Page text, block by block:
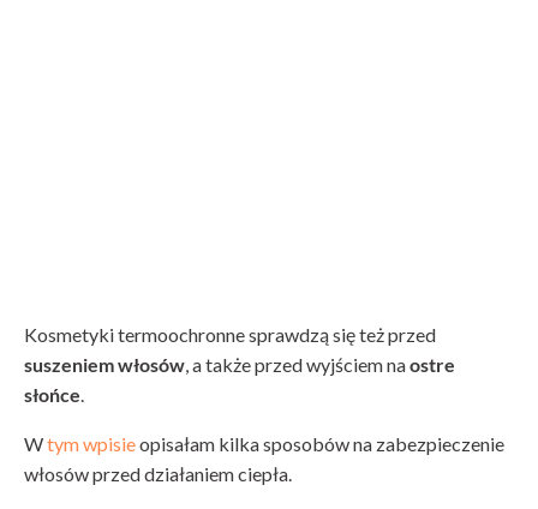
Kosmetyki termoochronne sprawdzą się też przed
suszeniem włosów , a także przed wyjściem naostre
słońce
Wtym wpisieopisałam kilka sposobów na zabezpieczenie
włosów przed działaniem ciepła.